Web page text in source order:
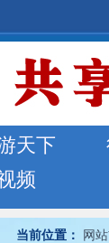
天下
频
当前位置： 网